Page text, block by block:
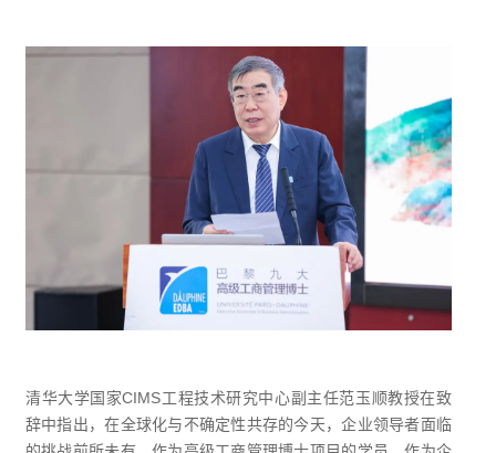
清华大学国家CIMS工程技术研究中心副主任范玉顺教授在致
辞中指出，在全球化与不确定性共存的今天，企业领导者面临